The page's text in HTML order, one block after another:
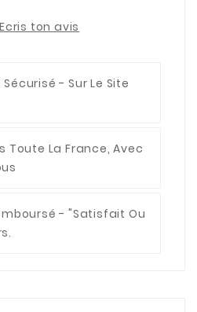
Ecris ton avis
Sécurisé - Sur Le Site
Toute La France, Avec
- "Satisfait Ou